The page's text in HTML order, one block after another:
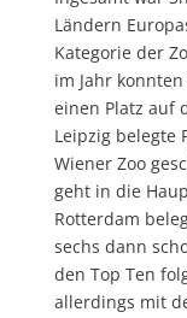
Ländern
Kategorie der
im Jahr
einen Platz auf
Leipzig belegte
Wiener Zoo
geht in die
Rotterdam
sechs dann
den Top Ten
allerdings mit